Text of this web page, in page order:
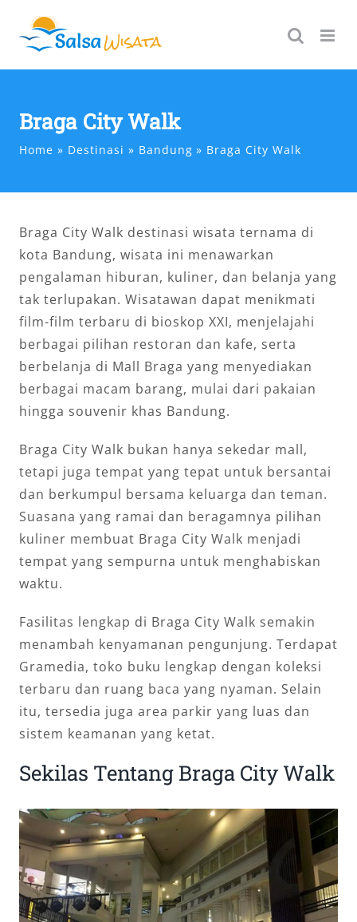
content
Braga City Walk
Home Destinasi Bandung Braga City Walk
Braga City Walk destinasi wisata ternama di
kota Bandung, wisata ini menawarkan
pengalaman hiburan, kuliner, dan belanja yang
tak terlupakan. Wisatawan dapat menikmati
film-film terbaru di bioskop XXI, menjelajahi
berbagai pilihan restoran dan kafe, serta
berbelanja di Mall Braga yang menyediakan
berbagai macam barang, mulai dari pakaian
hingga souvenir khas Bandung.
Braga City Walk bukan hanya sekedar mall,
tetapi juga tempat yang tepat untuk bersantai
dan berkumpul bersama keluarga dan teman.
Suasana yang ramai dan beragamnya pilihan
kuliner membuat Braga City Walk menjadi
tempat yang sempurna untuk menghabiskan
waktu.
Fasilitas lengkap di Braga City Walk semakin
menambah kenyamanan pengunjung. Terdapat
Gramedia, toko buku lengkap dengan koleksi
terbaru dan ruang baca yang nyaman. Selain
itu, tersedia juga area parkir yang luas dan
sistem keamanan yang ketat.
Sekilas Tentang Braga City Walk